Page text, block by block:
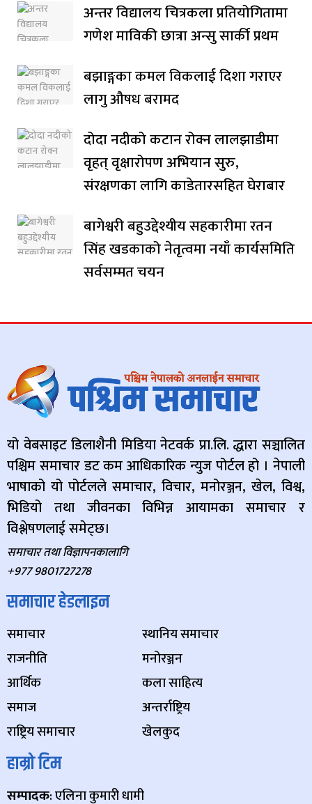
अन्तर विद्यालय चित्रकला प्रतियोगितामा
गणेश माविकी छात्रा अन्सु सार्की प्रथम
बझाङ्गका कमल विकलाई दिशा गराएर
लागु औषध बरामद
दोदा नदीको कटान रोक्न लालझाडीमा
वृहत् वृक्षारोपण अभियान सुरु,
संरक्षणका लागि काडेतारसहित घेराबार
बागेश्वरी बहुउद्देश्यीय सहकारीमा रतन
सिंह खडकाको नेतृत्वमा नयाँ कार्यसमिति
सर्वसम्मत चयन
यो वेबसाइट डिलाशैनी मिडिया नेटवर्क प्रा.लि. द्धारा सञ्चालित
पश्चिम समाचार डट कम आधिकारिक न्युज पोर्टल हो । नेपाली
भाषाको यो पोर्टलले समाचार, विचार, मनोरञ्जन, खेल, विश्व,
भिडियो तथा जीवनका विभिन्न आयामका समाचार र
विश्लेषणलाई समेट्छ।
समाचार तथा विज्ञापनकालागि
+977 9801727278
समाचार हेडलाइन
समाचार
राजनीति
आर्थिक
समाज
राष्ट्रिय समाचार
स्थानिय समाचार
मनोरञ्जन
कला साहित्य
अन्तर्राष्ट्रिय
खेलकुद
हाम्रो टिम
सम्पादक: एलिना कुमारी धामी